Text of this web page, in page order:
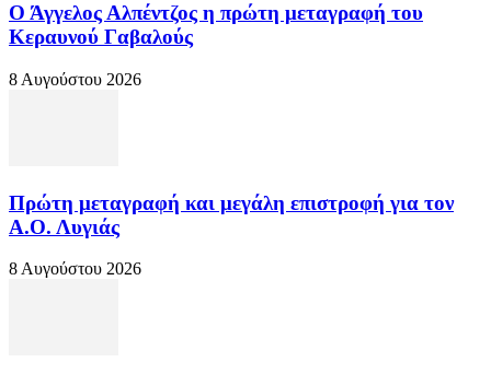
Ο Άγγελος Αλπέντζος η πρώτη μεταγραφή του
Κεραυνού Γαβαλούς
8 Αυγούστου 2026
Πρώτη μεταγραφή και μεγάλη επιστροφή για τον
Α.Ο. Λυγιάς
8 Αυγούστου 2026